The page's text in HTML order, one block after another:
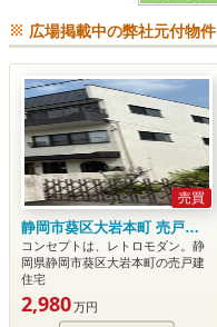
広場掲載中の弊社元付物件
売買
静岡市葵区大岩本町 売戸建住宅
コンセプトは、レトロモダン。静
岡県静岡市葵区大岩本町の売戸建
住宅
2,980万円